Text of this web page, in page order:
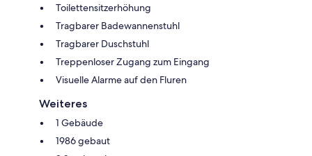
Toilettensitzerhöhung
Tragbarer Badewannenstuhl
Tragbarer Duschstuhl
Treppenloser Zugang zum Eingang
Visuelle Alarme auf den Fluren
Weiteres
1 Gebäude
1986 gebaut